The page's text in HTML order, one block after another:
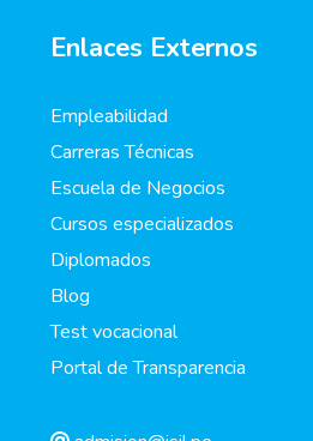
Enlaces Externos
Empleabilidad
Carreras Técnicas
Escuela de Negocios
Cursos especializados
Diplomados
Blog
Test vocacional
Portal de Transparencia